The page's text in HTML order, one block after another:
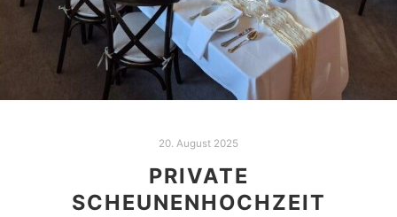
20. August 2025
PRIVATE
SCHEUNENHOCHZEIT